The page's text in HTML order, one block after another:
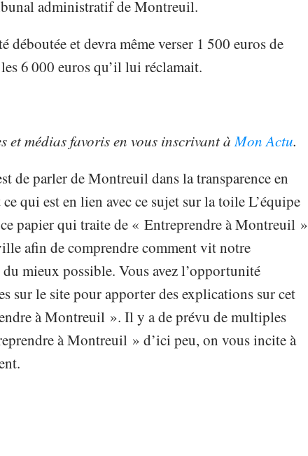
administratif de Montreuil.
déboutée et devra même verser 1 500 euros de
6 000 euros qu’il lui réclamait.
et médias favoris en vous inscrivant àMon Actu.
de parler de Montreuil dans la transparence en
qui est en lien avec ce sujet sur la toile L’équipe
papier qui traite de « Entreprendre à Montreuil »
afin de comprendre comment vit notre
mieux possible. Vous avez l’opportunité
sur le site pour apporter des explications sur cet
à Montreuil ». Il y a de prévu de multiples
à Montreuil » d’ici peu, on vous incite à